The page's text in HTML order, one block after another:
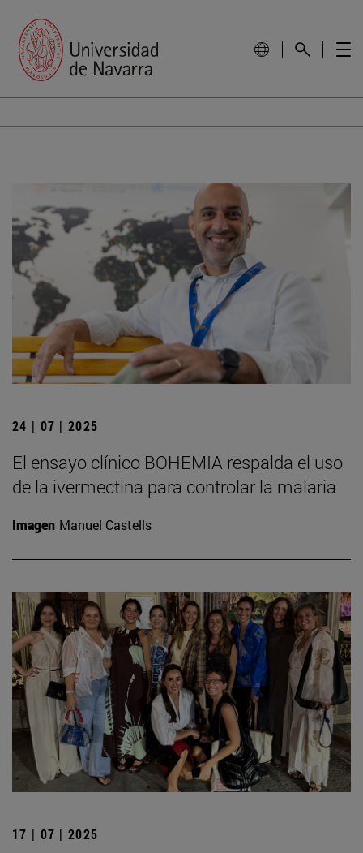
24 | 07 | 2025
El ensayo clínico BOHEMIA respalda el uso
de la ivermectina para controlar la malaria
Imagen Manuel Castells
17 | 07 | 2025